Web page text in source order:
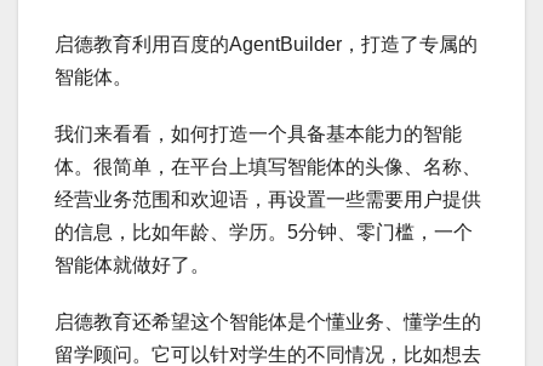
启德教育利用百度的AgentBuilder，打造了专属的
智能体。
我们来看看，如何打造一个具备基本能力的智能
体。很简单，在平台上填写智能体的头像、名称、
经营业务范围和欢迎语，再设置一些需要用户提供
的信息，比如年龄、学历。5分钟、零门槛，一个
智能体就做好了。
启德教育还希望这个智能体是个懂业务、懂学生的
留学顾问。它可以针对学生的不同情况，比如想去